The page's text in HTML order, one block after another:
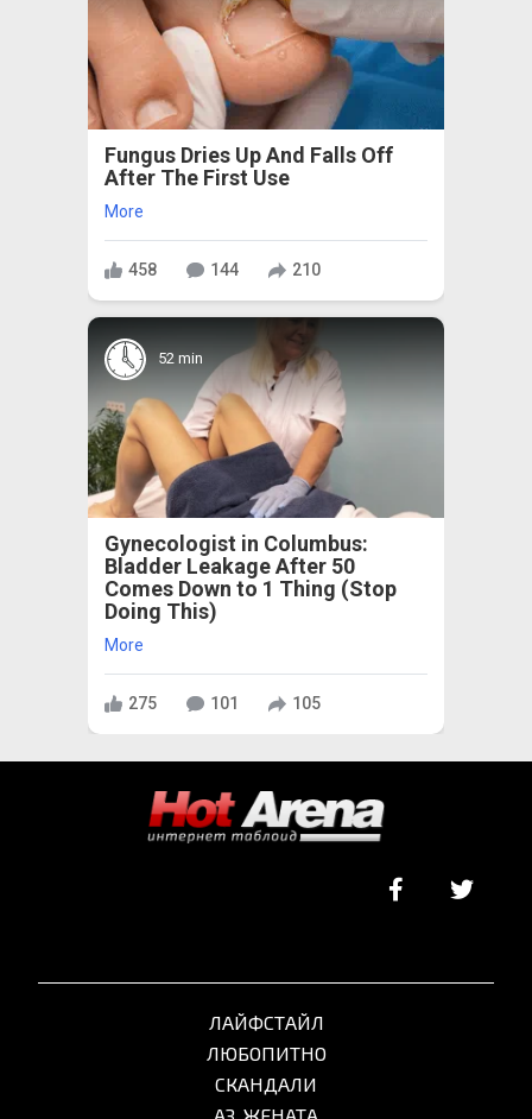
Fungus Dries Up And Falls Off
After The First Use
More
458 144 210
52 min
Gynecologist in Columbus:
Bladder Leakage After 50
Comes Down to 1 Thing (Stop
Doing This)
More
275 101 105
ЛАЙФСТАЙЛ
ЛЮБОПИТНО
СКАНДАЛИ